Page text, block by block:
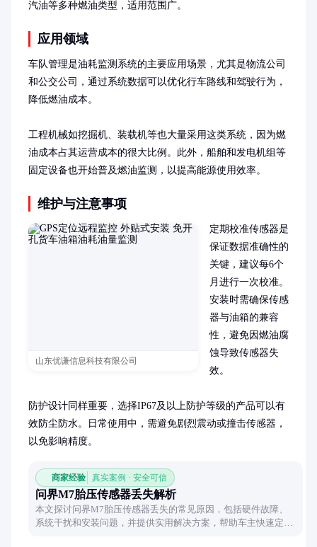
汽油等多种燃油类型，适用范围广。
应用领域
车队管理是油耗监测系统的主要应用场景，尤其是物流公司
和公交公司，通过系统数据可以优化行车路线和驾驶行为，
降低燃油成本。
工程机械如挖掘机、装载机等也大量采用这类系统，因为燃
油成本占其运营成本的很大比例。此外，船舶和发电机组等
固定设备也开始普及燃油监测，以提高能源使用效率。
维护与注意事项
山东优谦信息科技有限公司
定期校准传感器是
保证数据准确性的
关键，建议每6个
月进行一次校准。
安装时需确保传感
器与油箱的兼容
性，避免因燃油腐
蚀导致传感器失
效。
防护设计同样重要，选择IP67及以上防护等级的产品可以有
效防尘防水。日常使用中，需避免剧烈震动或撞击传感器，
以免影响精度。
商家经验 真实案例 · 安全可信
问界M7胎压传感器丢失解析
本文探讨问界M7胎压传感器丢失的常见原因，包括硬件故障、
系统干扰和安装问题，并提供实用解决方案，帮助车主快速定位